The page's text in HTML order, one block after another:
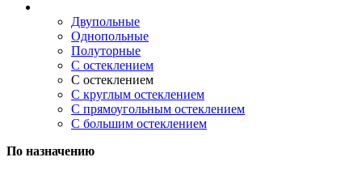
Двупольные
Однопольные
Полуторные
С остеклением
С остеклением
С круглым остеклением
С прямоугольным остеклением
С большим остеклением
По назначению